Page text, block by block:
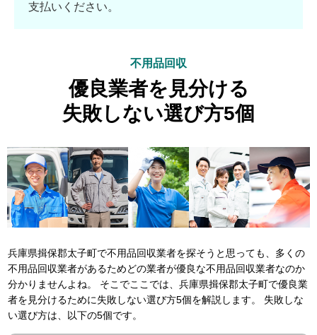
支払いください。
不用品回収
優良業者を見分ける
失敗しない選び方5個
兵庫県揖保郡太子町で不用品回収業者を探そうと思っても、多くの
不用品回収業者があるためどの業者が優良な不用品回収業者なのか
分かりませんよね。 そこでここでは、兵庫県揖保郡太子町で優良業
者を見分けるために失敗しない選び方5個を解説します。 失敗しな
い選び方は、以下の5個です。